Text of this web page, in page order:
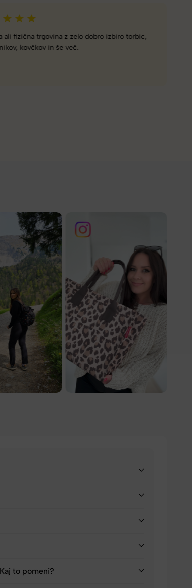
pri vas je enostavno, zaupanja vredno.
že nosim, je takšna kot sem pričakovala; lahka,
to pomeni?